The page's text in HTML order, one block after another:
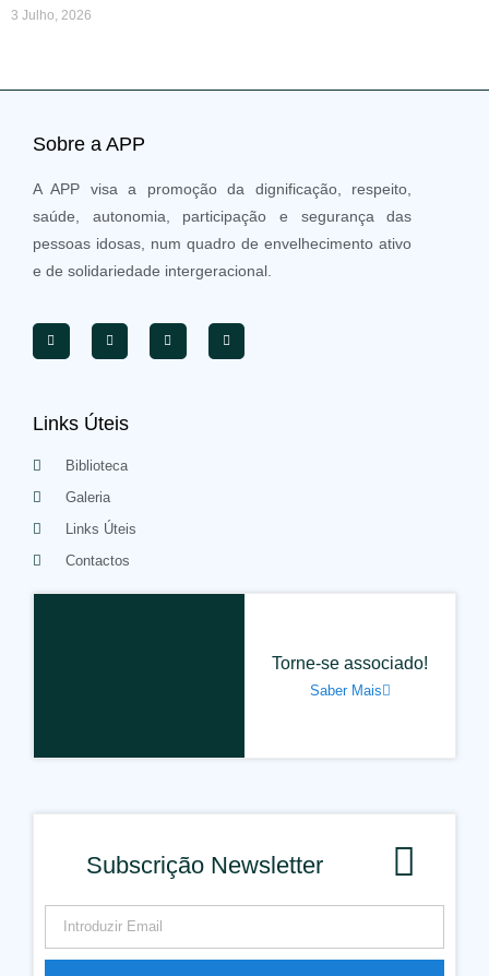
3 Julho, 2026
Sobre a APP
A APP visa a promoção da dignificação, respeito,
saúde, autonomia, participação e segurança das
pessoas idosas, num quadro de envelhecimento ativo
e de solidariedade intergeracional.
Links Úteis
Biblioteca
Galeria
Links Úteis
Contactos
Torne-se associado!
Saber Mais
Subscrição Newsletter